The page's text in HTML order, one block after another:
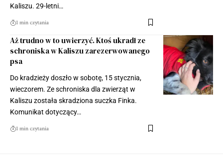
Kaliszu. 29-letni…
1 min czytania
Aż trudno w to uwierzyć. Ktoś ukradł ze
schroniska w Kaliszu zarezerwowanego
psa
Do kradzieży doszło w sobotę, 15 stycznia,
wieczorem. Ze schroniska dla zwierząt w
Kaliszu została skradziona suczka Finka.
Komunikat dotyczący…
1 min czytania